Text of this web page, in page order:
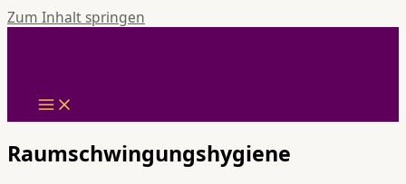
Zum Inhalt springen
Raumschwingungshygiene